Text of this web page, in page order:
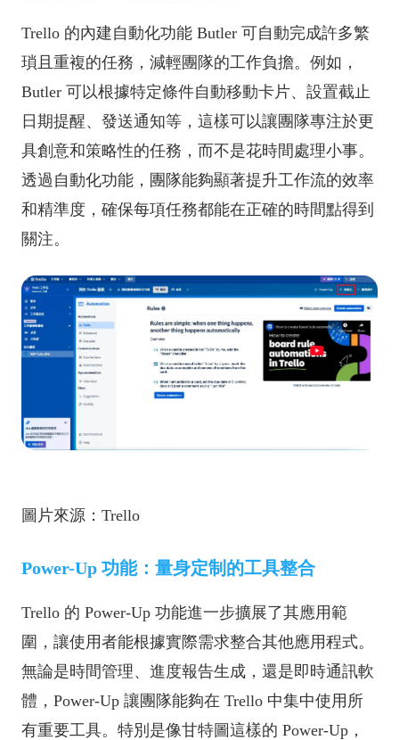
Trello 的內建自動化功能 Butler 可自動完成許多繁
瑣且重複的任務，減輕團隊的工作負擔。例如，
Butler 可以根據特定條件自動移動卡片、設置截止
日期提醒、發送通知等，這樣可以讓團隊專注於更
具創意和策略性的任務，而不是花時間處理小事。
透過自動化功能，團隊能夠顯著提升工作流的效率
和精準度，確保每項任務都能在正確的時間點得到
關注。
圖片來源：Trello
Power-Up 功能：量身定制的工具整合
Trello 的 Power-Up 功能進一步擴展了其應用範
圍，讓使用者能根據實際需求整合其他應用程式。
無論是時間管理、進度報告生成，還是即時通訊軟
體，Power-Up 讓團隊能夠在 Trello 中集中使用所
有重要工具。特別是像甘特圖這樣的 Power-Up，